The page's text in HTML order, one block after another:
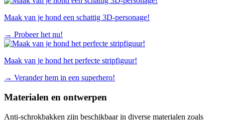
Maak van je hond een schattig 3D-personage!
→ Probeer het nu!
Maak van je hond het perfecte stripfiguur!
→ Verander hem in een superhero!
Materialen en ontwerpen
Anti-schrokbakken zijn beschikbaar in diverse materialen zoals